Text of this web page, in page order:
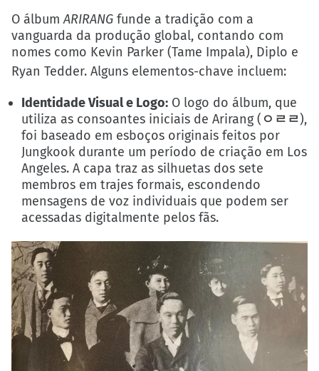
O álbumARIRANG funde a tradição com a
vanguarda da produção global, contando com
nomes como Kevin Parker (Tame Impala), Diplo e
Ryan Tedder. Alguns elementos-chave incluem:
Identidade Visual e Logo: O logo do álbum, que
utiliza as consoantes iniciais de Arirang ( ㅇㄹㄹ),
foi baseado em esboços originais feitos por
Jungkook durante um período de criação em Los
Angeles. A capa traz as silhuetas dos sete
membros em trajes formais, escondendo
mensagens de voz individuais que podem ser
acessadas digitalmente pelos fãs.